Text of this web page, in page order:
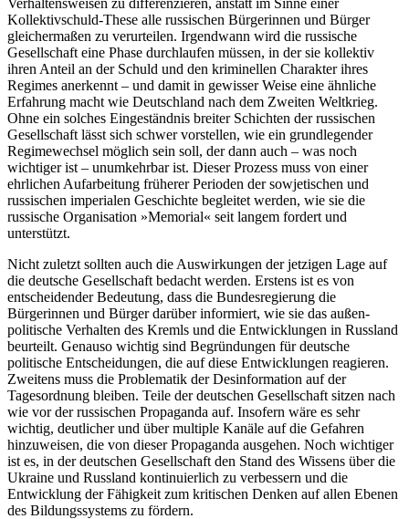
Kollektivschuld-These alle russischen Bür­gerinnen und Bürger
gleichermaßen zu ver­urteilen. Irgendwann wird die russische
Gesellschaft eine Phase durchlaufen müs­sen, in der sie kollektiv
ihren Anteil an der Schuld und den kriminellen Charakter ihres
Regimes anerkennt – und damit in gewisser Weise eine ähnliche
Erfahrung macht wie Deutschland nach dem Zweiten Weltkrieg.
Ohne ein solches Eingeständnis breiter Schichten der russischen
Gesell­schaft lässt sich schwer vorstellen, wie ein grundlegender
Regimewechsel möglich sein soll, der dann auch – was noch
wichtiger ist – unumkehrbar ist. Dieser Prozess muss von einer
ehrlichen Aufarbeitung früherer Perioden der sowjetischen und
russischen imperialen Geschichte begleitet werden, wie sie die
russische Organisation »Memo­rial« seit langem fordert und
unterstützt.
Nicht zuletzt sollten auch die Auswirkungen der jetzigen Lage auf
die deutsche Gesellschaft bedacht werden. Erstens ist es von
entscheidender Bedeutung, dass die Bundesregierung die
Bürgerinnen und Bür­ger darüber informiert, wie sie das außen­
politische Verhalten des Kremls und die Ent­wicklungen in Russland
beurteilt. Genauso wichtig sind Begründungen für deutsche
politische Entscheidungen, die auf diese Entwicklungen reagieren.
Zweitens muss die Problematik der Desinformation auf der
Tagesordnung bleiben. Teile der deutschen Gesellschaft sitzen nach
wie vor der russi­schen Propaganda auf. Insofern wäre es sehr
wichtig, deutlicher und über multiple Kanäle auf die Gefahren
hinzuweisen, die von dieser Propaganda ausgehen. Noch wichtiger
ist es, in der deutschen Gesellschaft den Stand des Wissens über die
Ukraine und Russland kontinuierlich zu verbessern und die
Entwicklung der Fähig­keit zum kritischen Denken auf allen Ebe­nen
des Bildungssystems zu fördern.